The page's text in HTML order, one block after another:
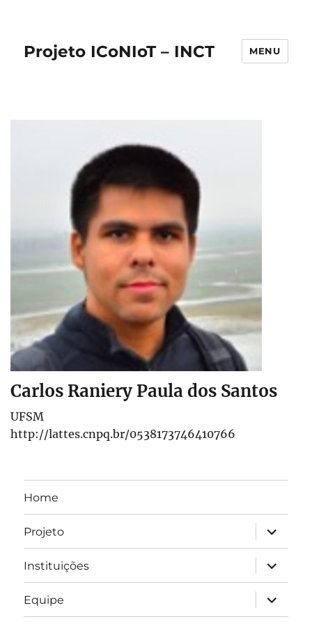
Projeto ICoNIoT – INCT MENU
Carlos Raniery Paula dos Santos
UFSM
http://lattes.cnpq.br/0538173746410766
Home
Projeto
expandir
Instituições
expandir
Equipe
expandir